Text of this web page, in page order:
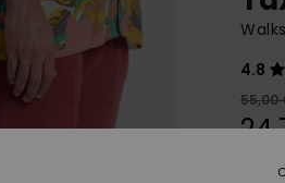
4.8
55,00